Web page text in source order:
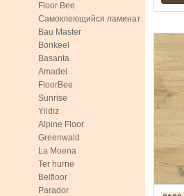
Floor Bee
Самоклеющийся ламинат
Bau Master
Bonkeel
Basanta
Amadei
FloorBee
Sunrise
Yildiz
Alpine Floor
Greenwald
La Moena
Ter hurne
Belfloor
Parador